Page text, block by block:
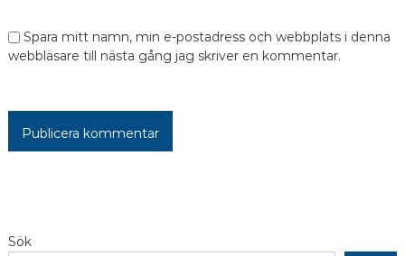
Spara mitt namn, min e-postadress och webbplats i denna
webbläsare till nästa gång jag skriver en kommentar.
Sök